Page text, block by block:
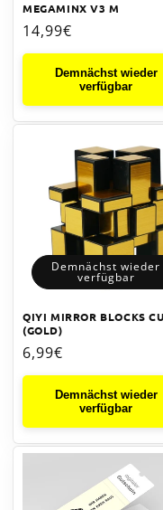
MEGAMINX V3 M
Normaler
Preis
14,99€
Demnächst wieder
verfügbar
Demnächst wieder
verfügbar
QIYI MIRROR BLOCKS
(GOLD)
Normaler
Preis
6,99€
Demnächst wieder
verfügbar